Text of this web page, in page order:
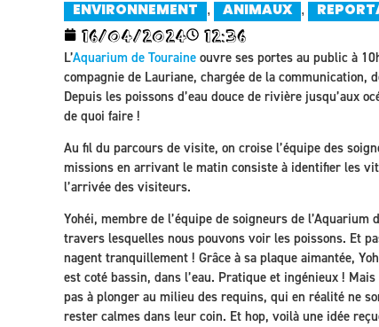
ENVIRONNEMENT , ANIMAUX ,
16/04/2024 12:36
L’Aquarium de Touraine ouvre ses portes au public à
compagnie de Lauriane, chargée de la
Depuis les poissons d’eau douce de rivière jusqu’aux
de quoi faire !
Au fil du parcours de visite, on croise l’équipe des
missions en arrivant le matin consiste à identifier les
l’arrivée des visiteurs.
Yohéi, membre de l’équipe de soigneurs de
travers lesquelles nous pouvons voir les poissons. Et
nagent tranquillement ! Grâce à sa plaque aimantée,
est coté bassin, dans l’eau. Pratique et ingénieux !
pas à plonger au milieu des requins, qui en réalité ne
rester calmes dans leur coin. Et hop, voilà une idée